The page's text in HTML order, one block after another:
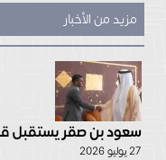
مزيد من الأخبار
سعود بن صقر يستقبل
27 يوليو 2026